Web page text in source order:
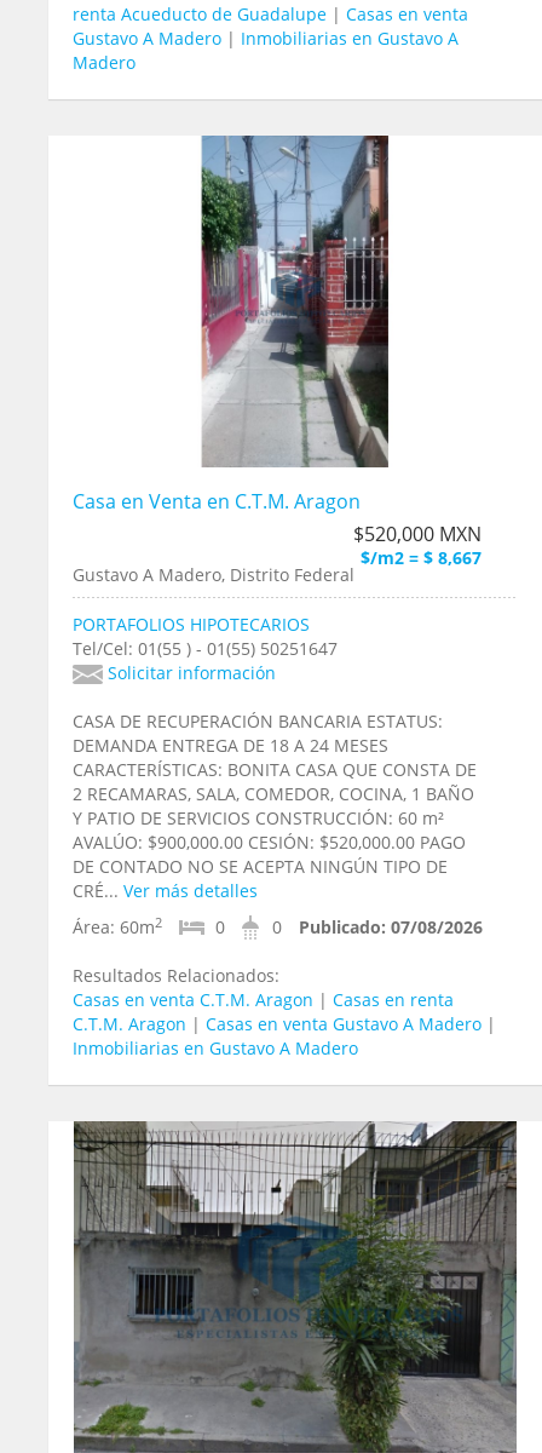
renta Acueducto de Guadalupe | Casas en venta
Gustavo A Madero | Inmobiliarias en Gustavo A
Madero
Casa en Venta en C.T.M. Aragon
$520,000 MXN
$/m2 = $ 8,667
Gustavo A Madero, Distrito Federal
PORTAFOLIOS HIPOTECARIOS
Tel/Cel: 01(55 ) - 01(55) 50251647
Solicitar información
CASA DE RECUPERACIÓN BANCARIA ESTATUS:
DEMANDA ENTREGA DE 18 A 24 MESES
CARACTERÍSTICAS: BONITA CASA QUE CONSTA DE
2 RECAMARAS, SALA, COMEDOR, COCINA, 1 BAÑO
Y PATIO DE SERVICIOS CONSTRUCCIÓN: 60 m²
AVALÚO: $900,000.00 CESIÓN: $520,000.00 PAGO
DE CONTADO NO SE ACEPTA NINGÚN TIPO DE
CRÉ... Ver más detalles
Área: 60m2 0 0 Publicado: 07/08/2026
Resultados Relacionados:
Casas en venta C.T.M. Aragon | Casas en renta
C.T.M. Aragon | Casas en venta Gustavo A Madero |
Inmobiliarias en Gustavo A Madero